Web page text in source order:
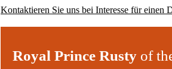
Kontaktieren Sie uns bei Interesse für einen
Royal Prince Rusty of